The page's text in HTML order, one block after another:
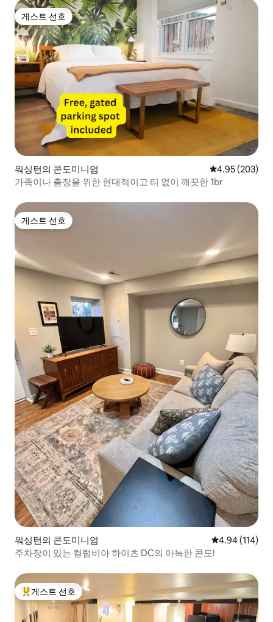
게스트 선호
게스트 선호
워싱턴의 콘도미니엄 평점 4.95점(5
4.95 (203)
가족이나 출장을 위한 현대적이고 티 없이 깨끗한 1br
게스트 선호
게스트 선호
워싱턴의 콘도미니엄 평점 4.94점(5
4.94 (114)
주차장이 있는 컬럼비아 하이츠 DC의 아늑한 콘도!
상위 게스트 선호
게스트 선호